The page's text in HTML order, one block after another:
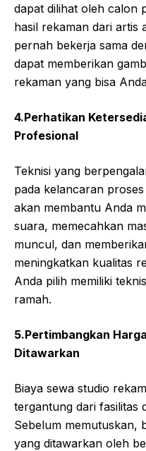
dapat dilihat oleh calon
hasil rekaman dari artis
pernah bekerja sama
dapat memberikan
rekaman yang bisa
4.Perhatikan
Profesional
Teknisi yang
pada kelancaran
akan membantu Anda
suara, memecahkan
muncul, dan
meningkatkan kualitas
Anda pilih memiliki
ramah.
5.Pertimbangkan
Ditawarkan
Biaya sewa studio
tergantung dari fasilitas
Sebelum memutuskan,
yang ditawarkan oleh